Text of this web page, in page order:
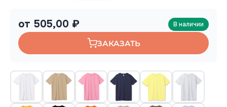
от 505,00 ₽ В наличии
ЗАКАЗАТЬ